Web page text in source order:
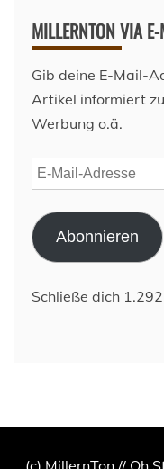
MILLERNTON VIA
Gib deine E-Mail-
Artikel informiert
Werbung o.ä.
E-
Mail-
Adresse
Abonnieren
Schließe dich
(c) MillernTon // Oh